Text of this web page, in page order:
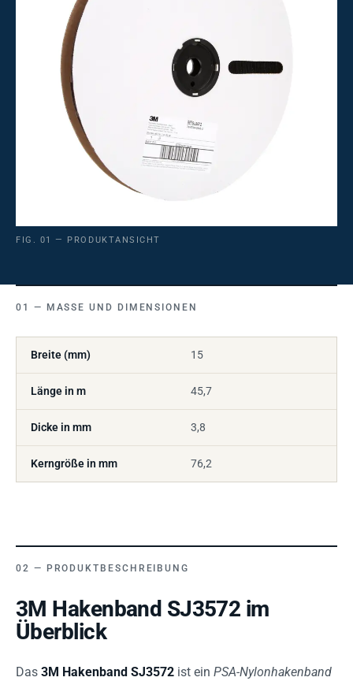
FIG. 01 — PRODUKTANSICHT
MASSE UND DIMENSIONEN
Breite (mm) 15
Länge in m 45,7
Dicke in mm 3,8
Kerngröße in mm 76,2
PRODUKTBESCHREIBUNG
3M Hakenband SJ3572 im
Überblick
Das 3M Hakenband SJ3572 ist ein PSA-Nylonhakenband